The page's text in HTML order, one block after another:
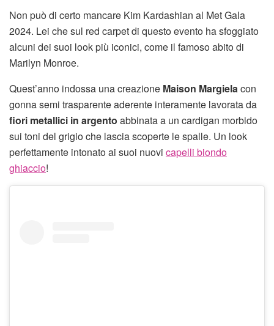
Non può di certo mancare Kim Kardashian al Met Gala
2024. Lei che sul red carpet di questo evento ha sfoggiato
alcuni dei suoi look più iconici, come il famoso abito di
Marilyn Monroe.
Quest’anno indossa una creazione Maison Margiela con
gonna semi trasparente aderente interamente lavorata da
fiori metallici in argento abbinata a un cardigan morbido
sui toni del grigio che lascia scoperte le spalle. Un look
perfettamente intonato ai suoi nuovi capelli biondo
ghiaccio!